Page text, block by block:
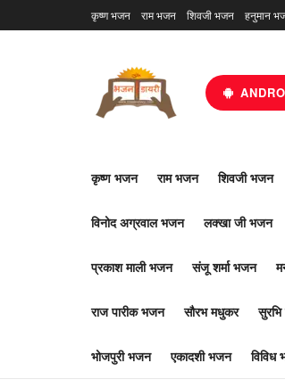
कृष्ण भजन राम भजन शिवजी भजन हनुमान
कृष्ण भजन राम भजन शिवजी भजन
विनोद अग्रवाल भजन लक्खा जी भजन
प्रकाश माली भजन संजू शर्मा भजन
राज पारीक भजन सौरभ मधुकर
भोजपुरी भजन एकादशी भजन विविध